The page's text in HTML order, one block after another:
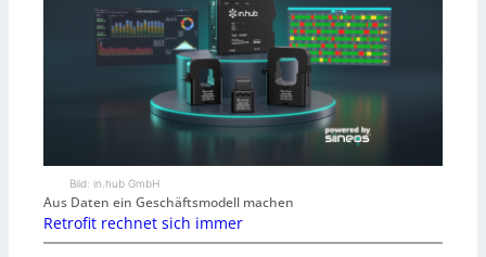
Bild: in.hub GmbH
Aus Daten ein Geschäftsmodell machen
Retrofit rechnet sich immer